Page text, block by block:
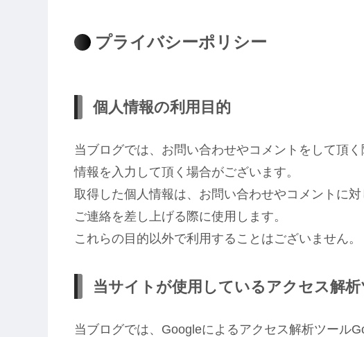
プライバシーポリシー
個人情報の利用目的
当ブログでは、お問い合わせやコメントをして頂
情報を入力して頂く場合がございます。
取得した個人情報は、お問い合わせやコメントに
ご連絡を差し上げる際に使用します。
これらの目的以外で利用することはございません。
当サイトが使用しているアクセス解
当ブログでは、Googleによるアクセス解析ツール